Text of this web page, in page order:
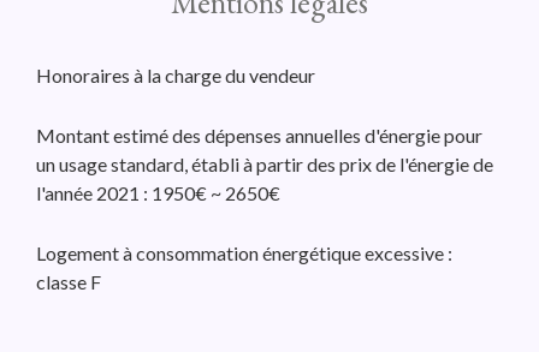
Honoraires à la charge du vendeur
Montant estimé des dépenses annuelles d'énergie pour
un usage standard, établi à partir des prix de l'énergie de
l'année 2021 : 1950€ ~ 2650€
Logement à consommation énergétique excessive :
classe F